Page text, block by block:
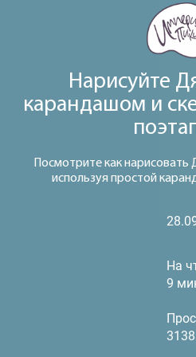
Нарисуйте
карандашом и
Посмотрите как
используя простой
На
9
3138